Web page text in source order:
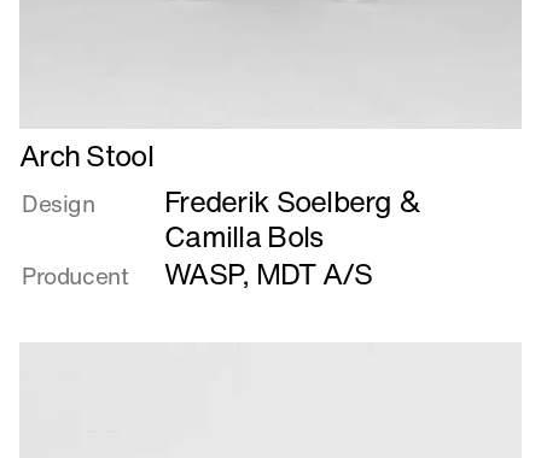
Læs
mere
om
Arch Stool
Design
Frederik Soelberg &
Camilla Bols
Producent WASP, MDT A/S